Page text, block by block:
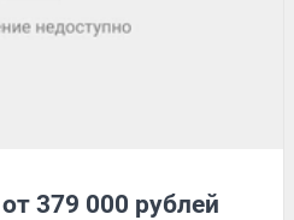
379 000 рублей